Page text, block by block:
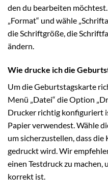
den du bearbeiten
„Format“ und wähle
die Schriftgröße, die
ändern.
Wie drucke ich die
Um die Geburtstagskarte
Menü „Datei“ die Option
Drucker richtig konfiguriert
Papier verwendest. Wähle
um sicherzustellen, dass
gedruckt wird. Wir
einen Testdruck zu machen,
korrekt ist.